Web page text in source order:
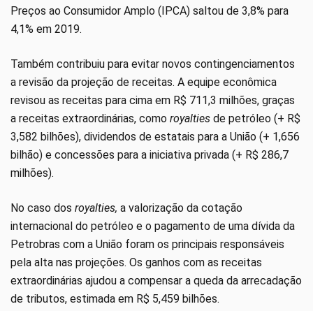
Preços ao Consumidor Amplo (IPCA) saltou de 3,8% para
4,1% em 2019.
Também contribuiu para evitar novos contingenciamentos
a revisão da projeção de receitas. A equipe econômica
revisou as receitas para cima em R$ 711,3 milhões, graças
a receitas extraordinárias, como royalties de petróleo (+ R$
3,582 bilhões), dividendos de estatais para a União (+ 1,656
bilhão) e concessões para a iniciativa privada (+ R$ 286,7
milhões).
No caso dos royalties, a valorização da cotação
internacional do petróleo e o pagamento de uma dívida da
Petrobras com a União foram os principais responsáveis
pela alta nas projeções. Os ganhos com as receitas
extraordinárias ajudou a compensar a queda da arrecadação
de tributos, estimada em R$ 5,459 bilhões.